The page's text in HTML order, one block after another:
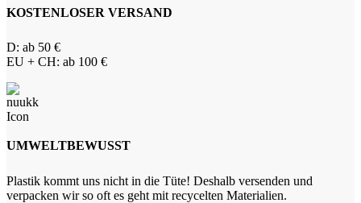
KOSTENLOSER VERSAND
D: ab 50 €
EU + CH: ab 100 €
UMWELTBEWUSST
Plastik kommt uns nicht in die Tüte! Deshalb versenden und
verpacken wir so oft es geht mit recycelten Materialien.